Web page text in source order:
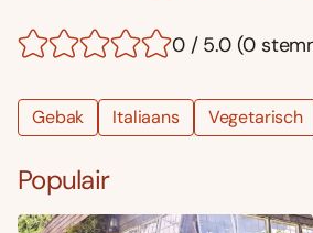
0 / 5.0 (0
Gebak Italiaans Vegetarisch
Populair